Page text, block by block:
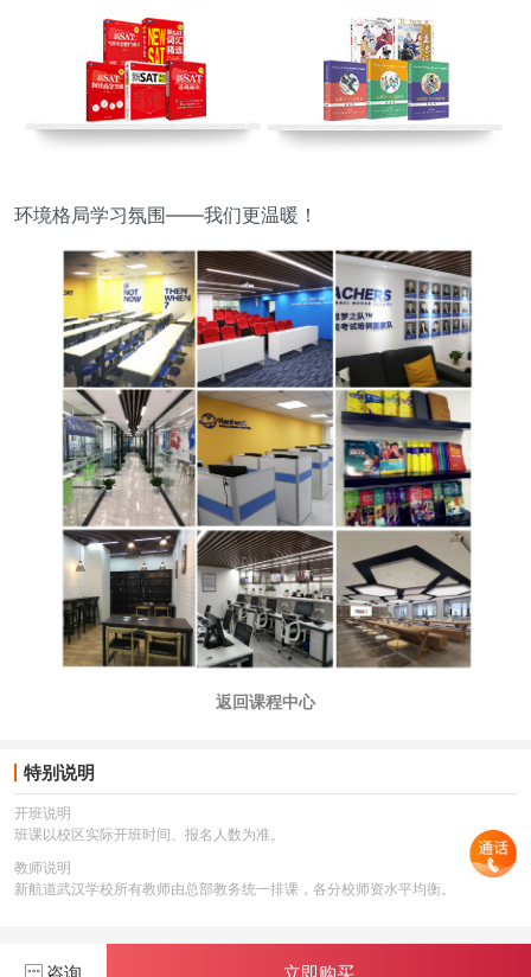
环境格局学习氛围——我们更温暖！
返回课程中心
特别说明
开班说明
班课以校区实际开班时间、报名人数为准。
教师说明
新航道武汉学校所有教师由总部教务统一排课，各分校师资水平均衡。
咨询 立即购买